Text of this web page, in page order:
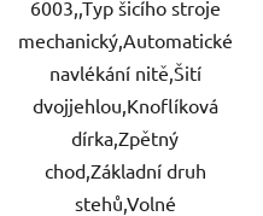
6003,,Typ šicího stroje
mechanický,Automatické
navlékání nitě,Šití
dvojjehlou,Knoflíková
dírka,Zpětný
chod,Základní druh
stehů,Volné